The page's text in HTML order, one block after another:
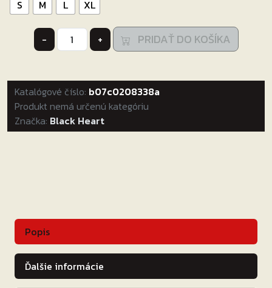
S
M L XL
-
množstvo
Dámske
Black
Heart
Kitty
+ PRIDAŤ DO KOŠÍKA
Katalógové číslo: b07c0208338a
Produkt nemá určenú kategóriu
Značka: Black Heart
Popis
Ďalšie informácie